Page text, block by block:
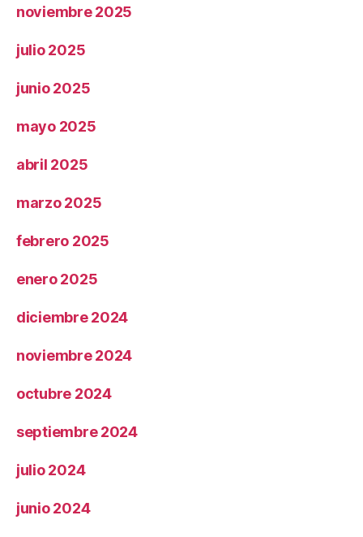
noviembre 2025
julio 2025
junio 2025
mayo 2025
abril 2025
marzo 2025
febrero 2025
enero 2025
diciembre 2024
noviembre 2024
octubre 2024
septiembre 2024
julio 2024
junio 2024